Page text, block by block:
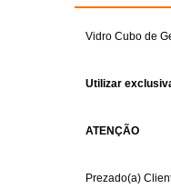
Vidro Cubo de
Utilizar
ATENÇÃO
Prezado(a)